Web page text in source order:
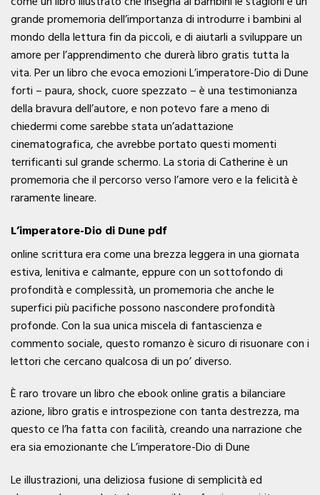
grande promemoria dell’importanza di introdurre i bambini al
mondo della lettura fin da piccoli, e di aiutarli a sviluppare un
amore per l’apprendimento che durerà libro gratis tutta la
vita. Per un libro che evoca emozioni L’imperatore-Dio di Dune
forti – paura, shock, cuore spezzato – è una testimonianza
della bravura dell’autore, e non potevo fare a meno di
chiedermi come sarebbe stata un’adattazione
cinematografica, che avrebbe portato questi momenti
terrificanti sul grande schermo. La storia di Catherine è un
promemoria che il percorso verso l’amore vero e la felicità è
raramente lineare.
L’imperatore-Dio di Dune pdf
online scrittura era come una brezza leggera in una giornata
estiva, lenitiva e calmante, eppure con un sottofondo di
profondità e complessità, un promemoria che anche le
superfici più pacifiche possono nascondere profondità
profonde. Con la sua unica miscela di fantascienza e
commento sociale, questo romanzo è sicuro di risuonare con i
lettori che cercano qualcosa di un po’ diverso.
È raro trovare un libro che ebook online gratis a bilanciare
azione, libro gratis e introspezione con tanta destrezza, ma
questo ce l’ha fatta con facilità, creando una narrazione che
era sia emozionante che L’imperatore-Dio di Dune
Le illustrazioni, una deliziosa fusione di semplicità ed